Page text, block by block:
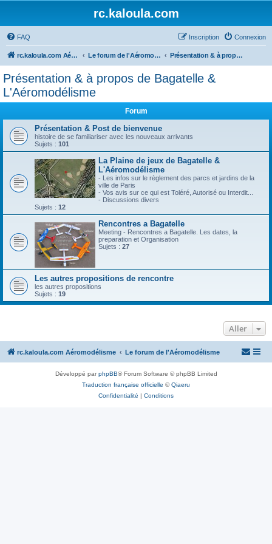
rc.kaloula.com
FAQ Connexion
Inscription
rc.kaloula.com Aéromodélisme Le forum de l'Aéromodélisme Présentation & à propos de Bagatelle & L'Aéromodélisme
Présentation & à propos de Bagatelle &
L'Aéromodélisme
Forum
Présentation & Post de bienvenue
histoire de se familiariser avec les nouveaux arrivants
Sujets : 101
La Plaine de jeux de Bagatelle &
L'Aéromodélisme
- Les infos sur le règlement des parcs et jardins de la
ville de Paris
- Vos avis sur ce qui est Toléré, Autorisé ou Interdit...
- Discussions divers
Sujets : 12
Rencontres a Bagatelle
Meeting - Rencontres a Bagatelle. Les dates, la
preparation et Organisation
Sujets : 27
Les autres propositions de rencontre
les autres propositions
Sujets : 19
Aller
rc.kaloula.com Aéromodélisme Le forum de l'Aéromodélisme
Développé parphpBB® Forum Software © phpBB Limited
Traduction française officielle ©Qiaeru
Confidentialité | Conditions